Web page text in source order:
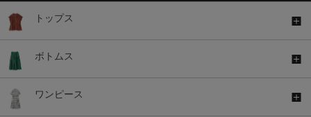
トップス
ボトムス
ワンピース